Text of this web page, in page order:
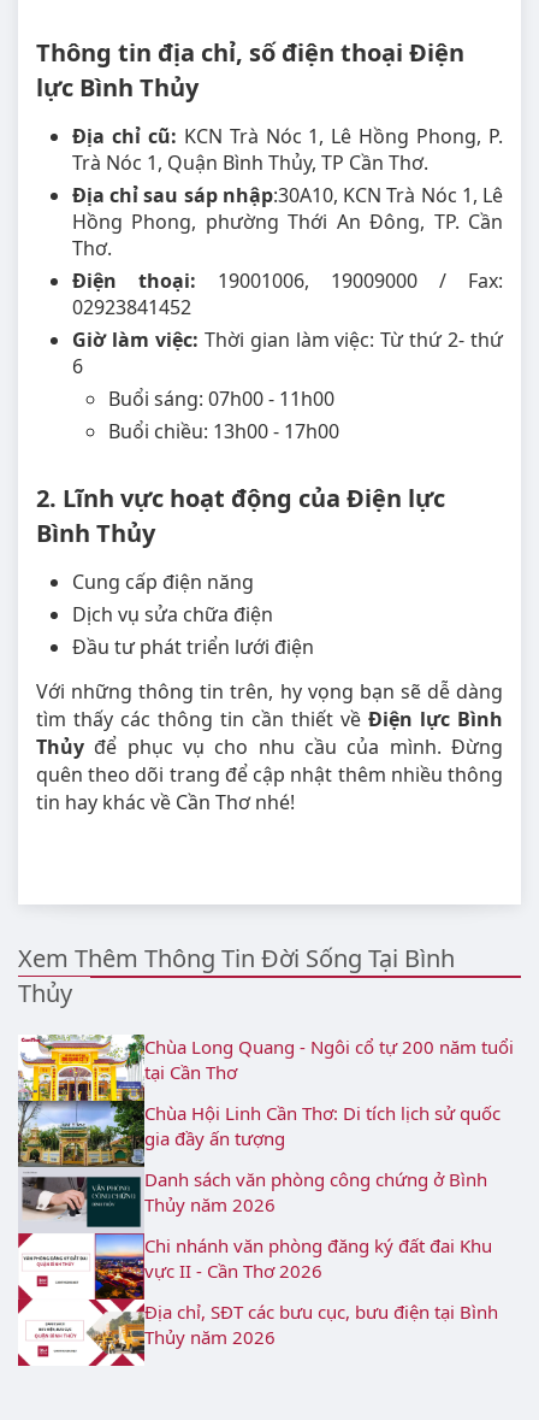
Thông tin địa chỉ, số điện thoại Điện
lực Bình Thủy
Địa chỉ cũ: KCN Trà Nóc 1, Lê Hồng Phong, P.
Trà Nóc 1, Quận Bình Thủy, TP Cần Thơ.
Địa chỉ sau sáp nhập:30A10, KCN Trà Nóc 1, Lê
Hồng Phong, phường Thới An Đông, TP. Cần
Thơ.
Điện thoại: 19001006, 19009000 / Fax:
02923841452
Giờ làm việc: Thời gian làm việc: Từ thứ 2- thứ
6
Buổi sáng: 07h00 - 11h00
Buổi chiều: 13h00 - 17h00
2. Lĩnh vực hoạt động của Điện lực
Bình Thủy
Cung cấp điện năng
Dịch vụ sửa chữa điện
Đầu tư phát triển lưới điện
Với những thông tin trên, hy vọng bạn sẽ dễ dàng
tìm thấy các thông tin cần thiết về Điện lực Bình
Thủy để phục vụ cho nhu cầu của mình. Đừng
quên theo dõi trang để cập nhật thêm nhiều thông
tin hay khác về Cần Thơ nhé!
Xem Thêm Thông Tin Đời Sống Tại Bình
Thủy
Chùa Long Quang - Ngôi cổ tự 200 năm tuổi
tại Cần Thơ
Chùa Hội Linh Cần Thơ: Di tích lịch sử quốc
gia đầy ấn tượng
Danh sách văn phòng công chứng ở Bình
Thủy năm 2026
Chi nhánh văn phòng đăng ký đất đai Khu
vực II - Cần Thơ 2026
Địa chỉ, SĐT các bưu cục, bưu điện tại Bình
Thủy năm 2026